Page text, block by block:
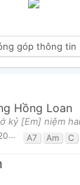
góp thông tin
Hồng Loan
2018 lúc 12:37pm A7 Am C